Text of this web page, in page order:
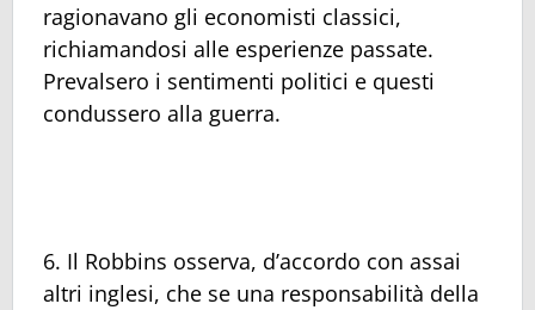
ragionavano gli economisti classici,
richiamandosi alle esperienze passate.
Prevalsero i sentimenti politici e questi
condussero alla guerra.
6. Il Robbins osserva, d’accordo con assai
altri inglesi, che se una responsabilità della